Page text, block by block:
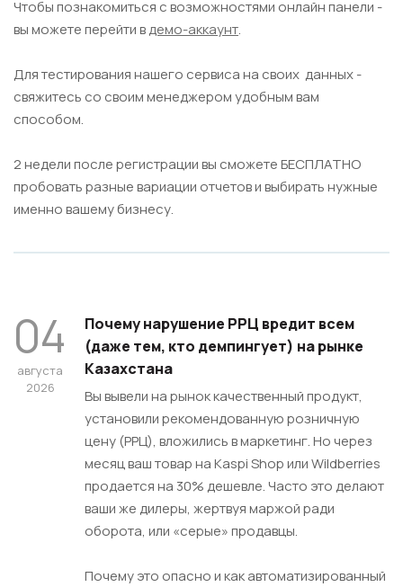
Чтобы познакомиться с возможностями онлайн панели -
вы можете перейти вдемо-аккаунт.
Для тестирования нашего сервиса на своих данных -
свяжитесь со своим менеджером удобным вам
способом.
2 недели после регистрации вы сможете БЕСПЛАТНО
пробовать разные вариации отчетов и выбирать нужные
именно вашему бизнесу.
04
августа
2026
Почему нарушение РРЦ вредит всем
(даже тем, кто демпингует) на рынке
Казахстана
Вы вывели на рынок качественный продукт,
установили рекомендованную розничную
цену (РРЦ), вложились в маркетинг. Но через
месяц ваш товар на Kaspi Shop или Wildberries
продается на 30% дешевле. Часто это делают
ваши же дилеры, жертвуя маржой ради
оборота, или «серые» продавцы.
Почему это опасно и как автоматизированный